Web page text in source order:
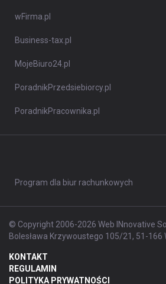
wFirma.pl
Business-tax.pl
MojeBiuro24.pl
PoradnikPrzedsiebiorcy.pl
PoradnikPracownika.pl
Program dla biur rachunkowych
© Copyright 2006-2026 Web INnovative
Bolesława Krzywoustego 105/21, 51-166
KONTAKT
REGULAMIN
POLITYKA PRYWATNOŚCI